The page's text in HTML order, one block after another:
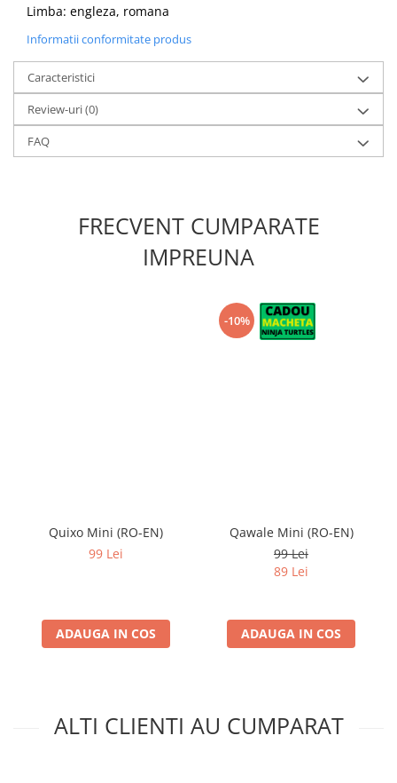
Limba: engleza, romana
Informatii conformitate produs
Caracteristici
Review-uri(0)
FAQ
FRECVENT CUMPARATE
IMPREUNA
Quixo Mini (RO-EN)
99 Lei
ADAUGA IN COS
-10%
Qawale Mini (RO-EN)
99 Lei
89 Lei
ADAUGA IN COS
ALTI CLIENTI AU CUMPARAT